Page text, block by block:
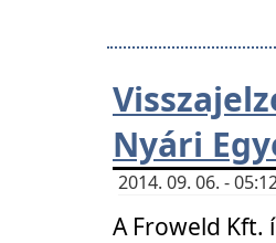
Nyári
2014. 09. 06. -
A Froweld